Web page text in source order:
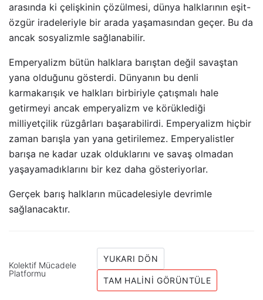
arasında ki çelişkinin çözülmesi, dünya halklarının eşit-
özgür iradeleriyle bir arada yaşamasından geçer. Bu da
ancak sosyalizmle sağlanabilir.
Emperyalizm bütün halklara barıştan değil savaştan
yana olduğunu gösterdi. Dünyanın bu denli
karmakarışık ve halkları birbiriyle çatışmalı hale
getirmeyi ancak emperyalizm ve körüklediği
milliyetçilik rüzgârları başarabilirdi. Emperyalizm hiçbir
zaman barışla yan yana getirilemez. Emperyalistler
barışa ne kadar uzak olduklarını ve savaş olmadan
yaşayamadıklarını bir kez daha gösteriyorlar.
Gerçek barış halkların mücadelesiyle devrimle
sağlanacaktır.
Kolektif Mücadele
Platformu
YUKARI DÖN
TAM HALINI GÖRÜNTÜLE